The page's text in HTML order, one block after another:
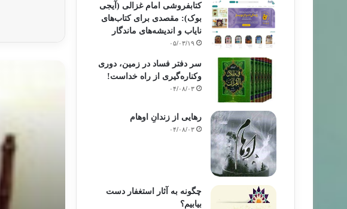
سياسي اجتماعي
کتابفروشی امام غزالی (آیجی
بوک): مقصدی برای کتاب‌های
نایاب و اندیشه‌های ماندگار
۰۵/۰۳/۱۹
سر دفتر فساد در زمین‌، دوری
وکناره‌گیری از راه خداست‌!
۰۴/۰۸/۰۳
رهایی از زندانِ اوهام
۰۴/۰۸/۰۳
چگونه به آثار استغفار دست
بیابیم؟